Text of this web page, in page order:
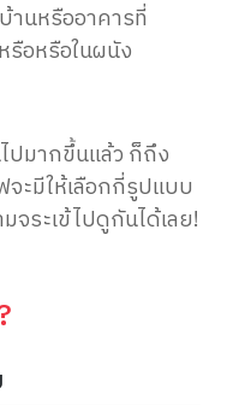
านหรืออาคารที่
อหรือในผนัง
ปมากขึ้นแล้ว ก็ถึง
จะมีให้เลือกกี่รูปแบบ
ระเข้ไปดูกันได้เลย!